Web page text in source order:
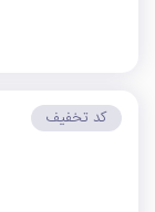
کد تخفیف